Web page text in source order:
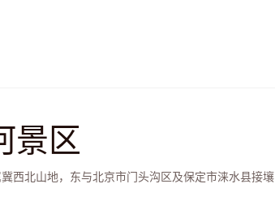
景区
西北山地，东与北京市门头沟区及保定市涞水县接壤